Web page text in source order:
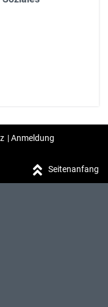
|Anmeldung
Seitenanfang